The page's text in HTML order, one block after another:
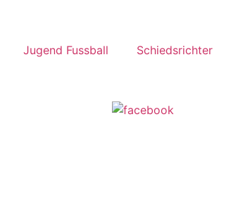
Jugend Fussball Schiedsrichter